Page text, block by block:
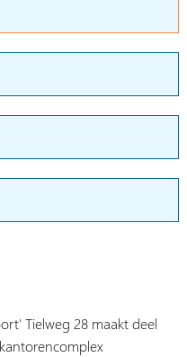
Tielweg 28 maakt deel